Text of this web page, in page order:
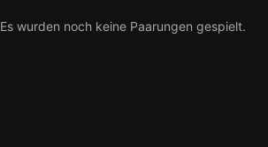
Es wurden noch keine Paarungen gespielt.